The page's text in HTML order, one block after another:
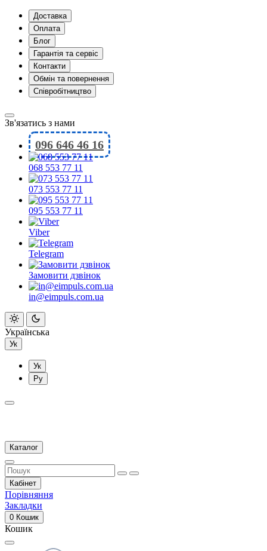
Доставка
Оплата
Блог
Гарантія та сервіс
Контакти
Обмін та повернення
Співробітництво
Зв'язатись з нами
096 646 46 16
068 553 77 11
073 553 77 11
095 553 77 11
Viber
Telegram
Замовити дзвінок
in@eimpuls.com.ua
Українська
Ук
Ук
Ру
Каталог
Кабінет
Порівняння
Закладки
0 Кошик
Кошик